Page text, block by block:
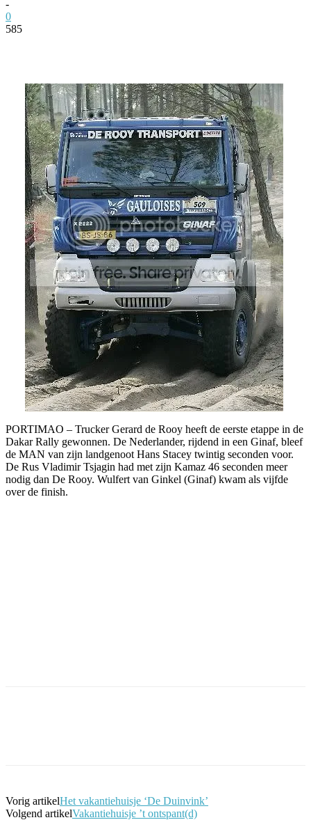
-
0
585
PORTIMAO – Trucker Gerard de Rooy heeft de eerste etappe in de
Dakar Rally gewonnen. De Nederlander, rijdend in een Ginaf, bleef
de MAN van zijn landgenoot Hans Stacey twintig seconden voor.
De Rus Vladimir Tsjagin had met zijn Kamaz 46 seconden meer
nodig dan De Rooy. Wulfert van Ginkel (Ginaf) kwam als vijfde
over de finish.
Vorig artikelHet vakantiehuisje ‘De Duinvink’
Volgend artikelVakantiehuisje ’t ontspant(d)